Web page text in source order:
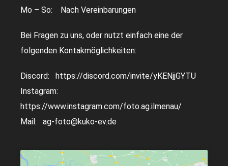
Mo – So: Nach Vereinbarungen
Bei Fragen zu uns, oder nutzt einfach eine der
folgenden Kontakmöglichkeiten:
Discord: https://discord.com/invite/yKENjjGYTU
Instagram:
https://www.instagram.com/foto.ag.ilmenau/
Mail: ag-foto@kuko-ev.de